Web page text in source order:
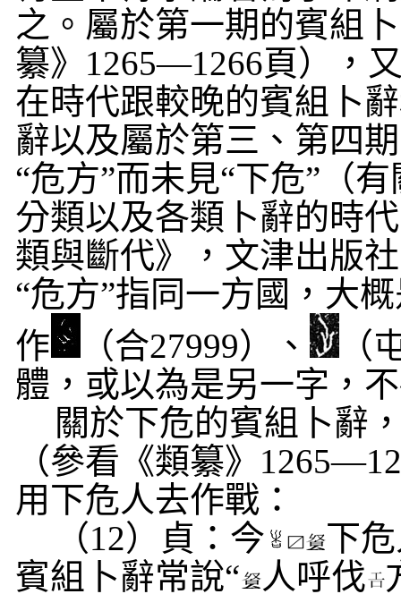
之。屬於第一期的賓組
纂》 1265—1266頁），
在時代跟較晚的賓組卜
辭以及屬於第三、第四
“危方”而未見“下危”（
分類以及各類卜辭的時
類與斷代》，文津出版
“危方”指同一方國，大
作
（合27999）、
（
體，或以為是另一字，
關於下危的賓組卜辭
（參看《類纂》 1265—
用下危人去作戰：
（12）貞：今
下
賓組卜辭常說“
人呼伐